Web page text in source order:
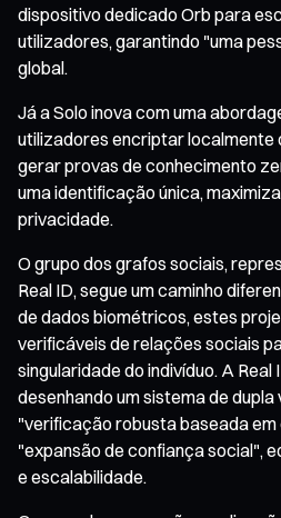
dispositivo dedicado Orb para
utilizadores, garantindo "uma
global.
Já a Solo inova com uma
utilizadores encriptar localmente
gerar provas de conhecimento
uma identificação única,
privacidade.
O grupo dos grafos sociais,
Real ID, segue um caminho
de dados biométricos, estes
verificáveis de relações sociais
singularidade do indivíduo. A Real
desenhando um sistema de dupla
"verificação robusta baseada
"expansão de confiança social",
e escalabilidade.